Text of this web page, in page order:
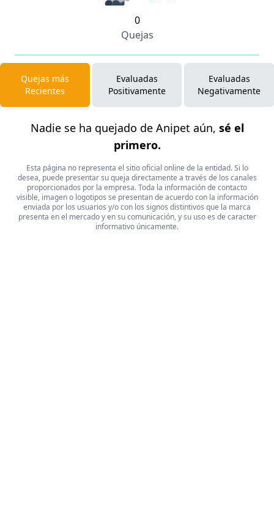
0
Quejas
Quejas más
Recientes
Evaluadas
Positivamente
Evaluadas
Negativamente
Nadie se ha quejado de Anipet aún, sé el
primero.
Esta página no representa el sitio oficial online de la entidad. Si lo
desea, puede presentar su queja directamente a través de los canales
proporcionados por la empresa. Toda la información de contacto
visible, imagen o logotipos se presentan de acuerdo con la información
enviada por los usuarios y/o con los signos distintivos que la marca
presenta en el mercado y en su comunicación, y su uso es de caracter
informativo únicamente.